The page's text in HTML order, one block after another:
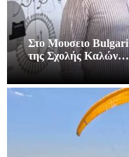
Στο Μουσειο
της Σχολής Καλών…